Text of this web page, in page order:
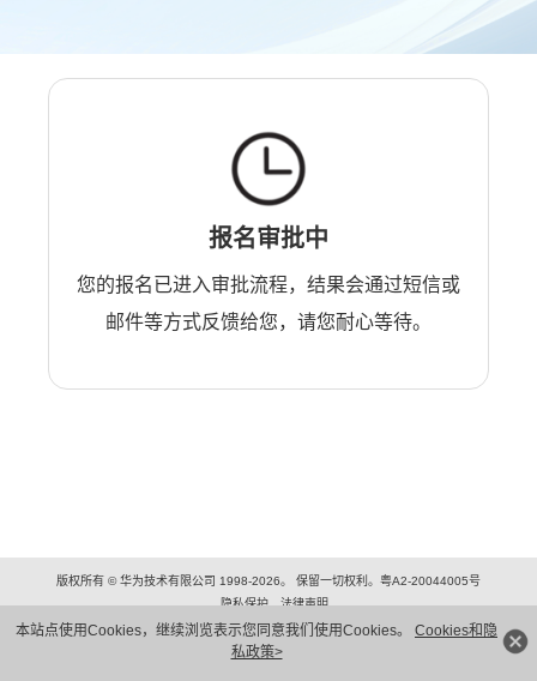
本站点使用Cookies，继续浏览表示您同意我们使用Cookies。 Cookies和隐
私政策>
报名审批中
您的报名已进入审批流程，结果会通过短信或
邮件等方式反馈给您，请您耐心等待。
版权所有 © 华为技术有限公司 1998-2026。 保留一切权利。粤A2-20044005号
隐私保护
法律声明